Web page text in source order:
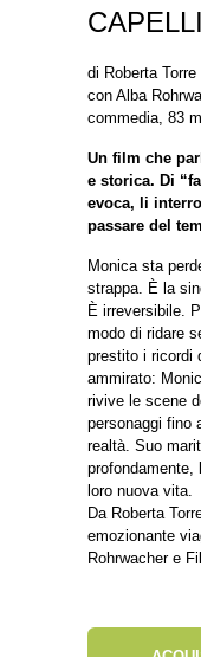
CAPELLI
di Roberta Torre
con Alba
commedia, 83
Un film che
e storica. Di
evoca, li
passare del
Monica sta
strappa. È la
È irreversibile.
modo di ridare
prestito i ricordi
ammirato:
rivive le scene
personaggi fino
realtà. Suo
loro nuova vita.
Da Roberta
emozionante
Rohrwacher e